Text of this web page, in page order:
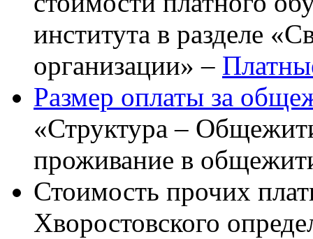
института в разделе
организации» –
Размер оплаты за
«Структура–
проживание в
Стоимость прочих
Хворостовского